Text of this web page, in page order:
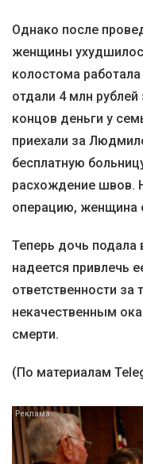
Однако после
женщины
колостома
отдали 4 млн
концов деньги у
приехали за
бесплатную
расхождение швов.
операцию, женщина
Теперь дочь подала
надеется привлечь
ответственности
некачественным
смерти.
(По материалам